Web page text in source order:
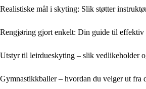
Realistiske mål i skyting: Slik støtter
Rengjøring gjort enkelt: Din guide til effektiv
Utstyr til leirdueskyting – slik vedlikeholder
Gymnastikkballer – hvordan du velger ut fra